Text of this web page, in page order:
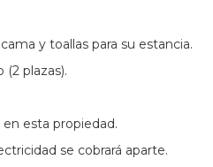
y toallas para su estancia.
plazas).
esta propiedad.
se cobrará aparte.